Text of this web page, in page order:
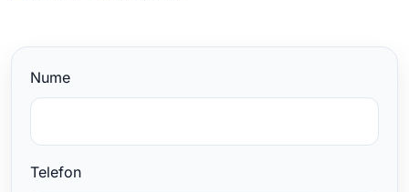
Nume
Telefon